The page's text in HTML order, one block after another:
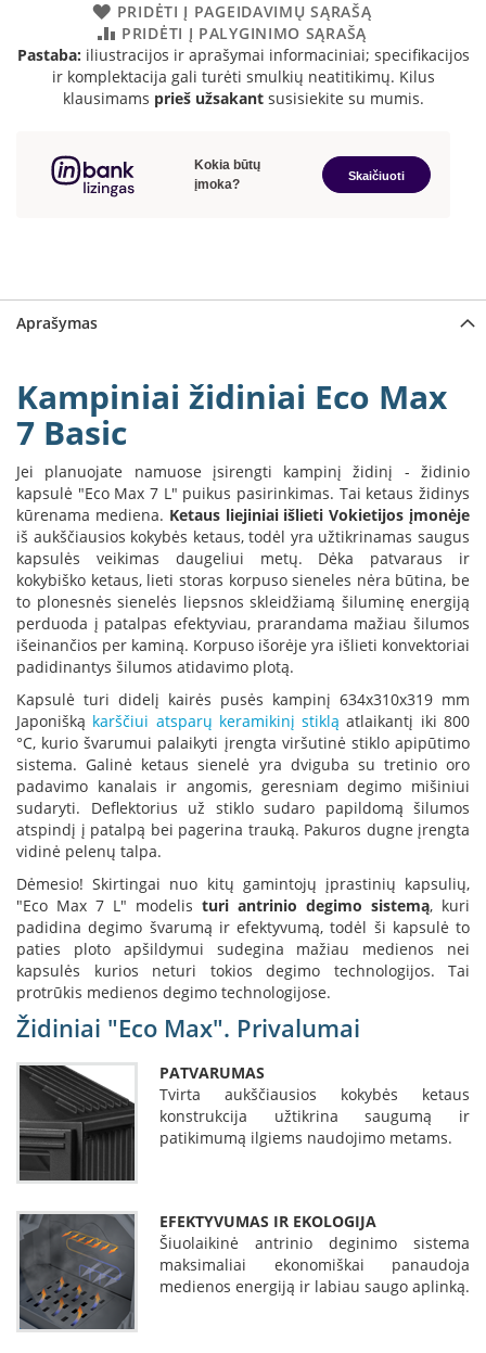
n
r
s
B
r
o
p
i
H
e
t
a
E
l
e
k
t
r
i
n
i
a
i
ž
i
d
n
i
a
i
O
t
a
i
r
r
a
n
g
a
PRIDĖTI Į PAGEIDAVIMŲ SĄRAŠĄ
PRIDĖTI Į PALYGINIMO SĄRAŠĄ
Pastaba: iliustracijos ir aprašymai informaciniai; specifikacijos
ir komplektacija gali turėti smulkių neatitikimų. Kilus
klausimams prieš užsakantsusisiekite su mumis.
Aprašymas
Kampiniai židiniai Eco Max
7 Basic
Jei planuojate namuose įsirengti kampinį židinį - židinio
kapsulė "Eco Max 7 L" puikus pasirinkimas. Tai ketaus židinys
kūrenama mediena. Ketaus liejiniai išlieti Vokietijos įmonėje
iš aukščiausios kokybės ketaus, todėl yra užtikrinamas saugus
kapsulės veikimas daugeliui metų. Dėka patvaraus ir
kokybiško ketaus, lieti storas korpuso sieneles nėra būtina, be
to plonesnės sienelės liepsnos skleidžiamą šiluminę energiją
perduoda į patalpas efektyviau, prarandama mažiau šilumos
išeinančios per kaminą. Korpuso išorėje yra išlieti konvektoriai
padidinantys šilumos atidavimo plotą.
Kapsulė turi didelį kairės pusės kampinį 634x310x319 mm
Japonišką karščiui atsparų keramikinį stiklą atlaikantį iki 800
°C, kurio švarumui palaikyti įrengta viršutinė stiklo apipūtimo
sistema. Galinė ketaus sienelė yra dviguba su tretinio oro
padavimo kanalais ir angomis, geresniam degimo mišiniui
sudaryti. Deflektorius už stiklo sudaro papildomą šilumos
atspindį į patalpą bei pagerina trauką. Pakuros dugne įrengta
vidinė pelenų talpa.
Dėmesio! Skirtingai nuo kitų gamintojų įprastinių kapsulių,
"Eco Max 7 L" modelis turi antrinio degimo sistemą, kuri
padidina degimo švarumą ir efektyvumą, todėl ši kapsulė to
paties ploto apšildymui sudegina mažiau medienos nei
kapsulės kurios neturi tokios degimo technologijos. Tai
protrūkis medienos degimo technologijose.
Židiniai "Eco Max". Privalumai
PATVARUMAS
Tvirta aukščiausios kokybės ketaus
konstrukcija užtikrina saugumą ir
patikimumą ilgiems naudojimo metams.
EFEKTYVUMAS IR EKOLOGIJA
Šiuolaikinė antrinio deginimo sistema
maksimaliai ekonomiškai panaudoja
medienos energiją ir labiau saugo aplinką.